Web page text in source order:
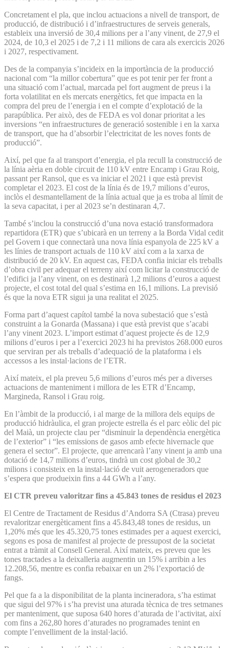
Concretament el pla, que inclou actuacions a nivell de transport, de
producció, de distribució i d’infraestructures de serveis generals,
estableix una inversió de 30,4 milions per a l’any vinent, de 27,9 el
2024, de 10,3 el 2025 i de 7,2 i 11 milions de cara als exercicis 2026
i 2027, respectivament.
Des de la companyia s’incideix en la importància de la producció
nacional com “la millor cobertura” que es pot tenir per fer front a
una situació com l’actual, marcada pel fort augment de preus i la
forta volatilitat en els mercats energètics, fet que impacta en la
compra del preu de l’energia i en el compte d’explotació de la
parapública. Per això, des de FEDA es vol donar prioritat a les
inversions “en infraestructures de generació sostenible i en la xarxa
de transport, que ha d’absorbir l’electricitat de les noves fonts de
producció”.
Així, pel que fa al transport d’energia, el pla recull la construcció de
la línia aèria en doble circuit de 110 kV entre Encamp i Grau Roig,
passant per Ransol, que es va iniciar el 2021 i que està previst
completar el 2023. El cost de la línia és de 19,7 milions d’euros,
inclòs el desmantellament de la línia actual que ja es troba al límit de
la seva capacitat, i per al 2023 se’n destinaran 4,7.
També s’inclou la construcció d’una nova estació transformadora
repartidora (ETR) que s’ubicarà en un terreny a la Borda Vidal cedit
pel Govern i que connectarà una nova línia espanyola de 225 kV a
les línies de transport actuals de 110 kV així com a la xarxa de
distribució de 20 kV. En aquest cas, FEDA confia iniciar els treballs
d’obra civil per adequar el terreny així com licitar la construcció de
l’edifici ja l’any vinent, on es destinarà 1,2 milions d’euros a aquest
projecte, el cost total del qual s’estima en 16,1 milions. La previsió
és que la nova ETR sigui ja una realitat el 2025.
Forma part d’aquest capítol també la nova subestació que s’està
construint a la Gonarda (Massana) i que està previst que s’acabi
l’any vinent 2023. L’import estimat d’aquest projecte és de 12,9
milions d’euros i per a l’exercici 2023 hi ha previstos 268.000 euros
que serviran per als treballs d’adequació de la plataforma i els
accessos a les instal·lacions de l’ETR.
Així mateix, el pla preveu 5,6 milions d’euros més per a diverses
actuacions de manteniment i millora de les ETR d’Encamp,
Margineda, Ransol i Grau roig.
En l’àmbit de la producció, i al marge de la millora dels equips de
producció hidràulica, el gran projecte estrella és el parc eòlic del pic
del Maià, un projecte clau per “disminuir la dependència energètica
de l’exterior” i “les emissions de gasos amb efecte hivernacle que
genera el sector”. El projecte, que arrencarà l’any vinent ja amb una
dotació de 14,7 milions d’euros, tindrà un cost global de 30,2
milions i consisteix en la instal·lació de vuit aerogeneradors que
s’espera que produeixin fins a 44 GWh a l’any.
El CTR preveu valoritzar fins a 45.843 tones de residus el 2023
El Centre de Tractament de Residus d’Andorra SA (Ctrasa) preveu
revaloritzar energèticament fins a 45.843,48 tones de residus, un
1,20% més que les 45.320,75 tones estimades per a aquest exercici,
segons es posa de manifest al projecte de pressupost de la societat
entrat a tràmit al Consell General. Així mateix, es preveu que les
tones tractades a la deixalleria augmentin un 15% i arribin a les
12.208,56, mentre es confia rebaixar en un 2% l’exportació de
fangs.
Pel que fa a la disponibilitat de la planta incineradora, s’ha estimat
que sigui del 97% i s’ha previst una aturada tècnica de tres setmanes
per manteniment, que suposa 640 hores d’aturada de l’activitat, així
com fins a 262,80 hores d’aturades no programades tenint en
compte l’envelliment de la instal·lació.